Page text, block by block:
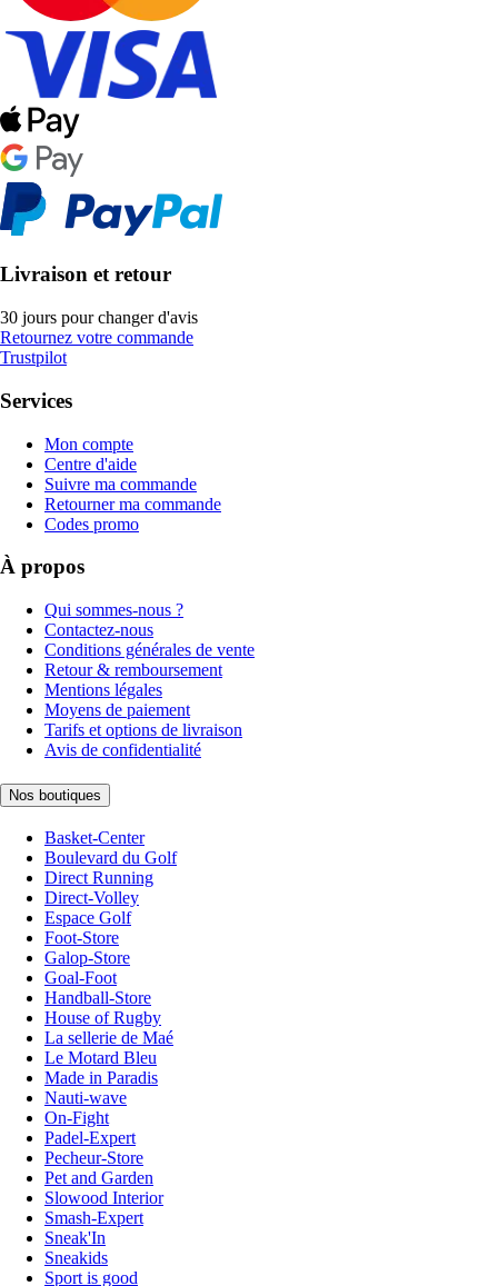
Livraison et retour
30 jours pour changer d'avis
Retournez votre commande
Trustpilot
Services
Mon compte
Centre d'aide
Suivre ma commande
Retourner ma commande
Codes promo
À propos
Qui sommes-nous ?
Contactez-nous
Conditions générales de vente
Retour & remboursement
Mentions légales
Moyens de paiement
Tarifs et options de livraison
Avis de confidentialité
Nos boutiques
Basket-Center
Boulevard du Golf
Direct Running
Direct-Volley
Espace Golf
Foot-Store
Galop-Store
Goal-Foot
Handball-Store
House of Rugby
La sellerie de Maé
Le Motard Bleu
Made in Paradis
Nauti-wave
On-Fight
Padel-Expert
Pecheur-Store
Pet and Garden
Slowood Interior
Smash-Expert
Sneak'In
Sneakids
Sport is good